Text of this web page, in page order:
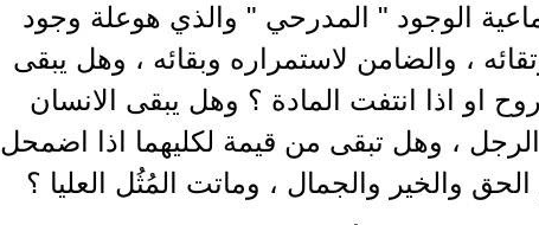
الوجود " المدرحي " والذي هوعلة وجود
، والضامن لاستمراره وبقائه ، وهل يبقى
او اذا انتفت المادة ؟ وهل يبقى الانسان
الرجل ، وهل تبقى من قيمة لكليهما اذا اضمحل
والخير والجمال ، وماتت المُثُل العليا ؟